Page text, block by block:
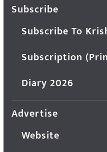
Subscribe
Subscribe To
Subscription
Diary 2026
Advertise
Website